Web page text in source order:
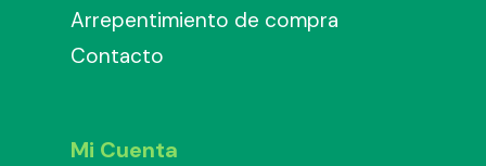
Arrepentimiento de compra
Contacto
Mi Cuenta